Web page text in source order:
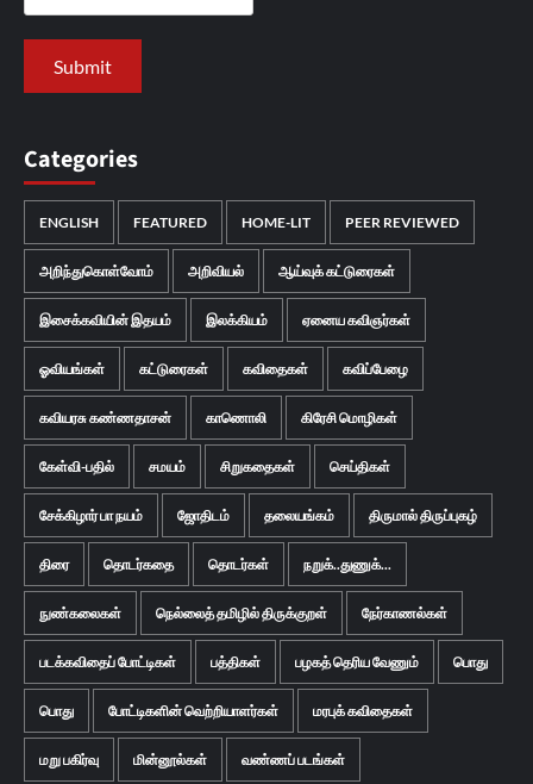
Categories
ENGLISH FEATURED HOME-LIT PEER REVIEWED
அறிந்துகொள்வோம் அறிவியல் ஆய்வுக் கட்டுரைகள்
இசைக்கவியின் இதயம் இலக்கியம் ஏனைய கவிஞர்கள்
ஓவியங்கள் கட்டுரைகள் கவிதைகள் கவிப்பேழை
கவியரசு கண்ணதாசன் காணொலி கிரேசி மொழிகள்
கேள்வி-பதில் சமயம் சிறுகதைகள் செய்திகள்
சேக்கிழார் பா நயம் ஜோதிடம் தலையங்கம் திருமால் திருப்புகழ்
திரை தொடர்கதை தொடர்கள் நறுக்..துணுக்...
நுண்கலைகள் நெல்லைத் தமிழில் திருக்குறள் நேர்காணல்கள்
படக்கவிதைப் போட்டிகள் பத்திகள் பழகத் தெரிய வேணும் பொது
பொது போட்டிகளின் வெற்றியாளர்கள் மரபுக் கவிதைகள்
மறு பகிர்வு மின்னூல்கள் வண்ணப் படங்கள்